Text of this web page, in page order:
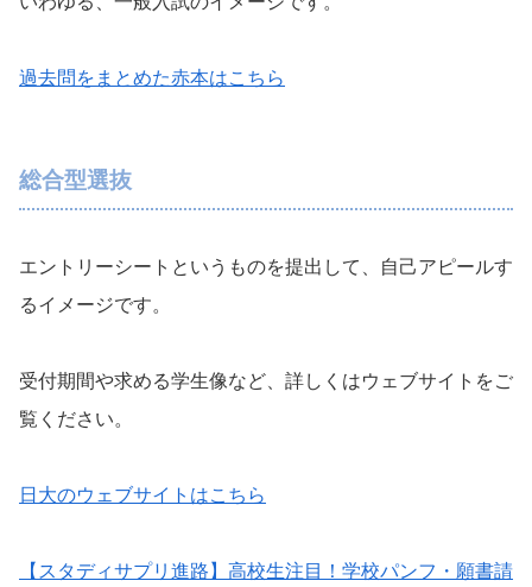
過去問をまとめた赤本はこちら
総合型選抜
エントリーシートというものを提出して、自己アピールす
るイメージです。
受付期間や求める学生像など、詳しくはウェブサイトをご
覧ください。
日大のウェブサイトはこちら
【スタディサプリ進路】高校生注目！学校パンフ・願書請